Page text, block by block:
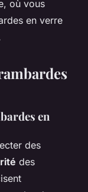
où vous
en verre
en
des
des